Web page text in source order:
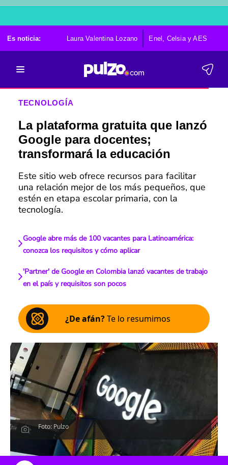
Es noticia: Laura Valentina Lozano Enel, Celsia y AES
TECNOLOGÍA
La plataforma gratuita que lanzó
Google para docentes;
transformará la educación
Este sitio web ofrece recursos para facilitar
una relación mejor de los más pequeños, que
estén en etapa escolar primaria, con la
tecnología.
Google abre más de 100 vacantes para Latinoamérica:
conozca los requisitos y cómo aplicar
'Partner' de Google en Colombia lanzó vacantes de trabajo
en el país y requisitos son pocos
¿De afán?Te lo resumimos
Foto: Pulzo
Escucha el artículo